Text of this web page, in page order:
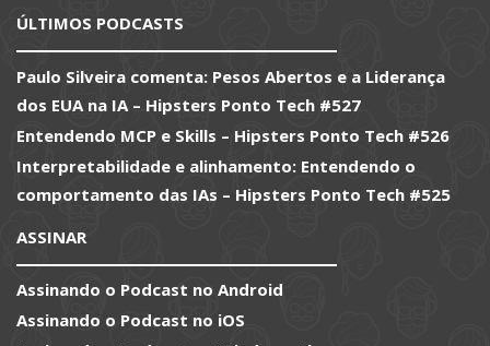
ÚLTIMOS PODCASTS
Paulo Silveira comenta: Pesos Abertos e a Liderança
dos EUA na IA – Hipsters Ponto Tech #527
Entendendo MCP e Skills – Hipsters Ponto Tech #526
Interpretabilidade e alinhamento: Entendendo o
comportamento das IAs – Hipsters Ponto Tech #525
ASSINAR
Assinando o Podcast no Android
Assinando o Podcast no iOS